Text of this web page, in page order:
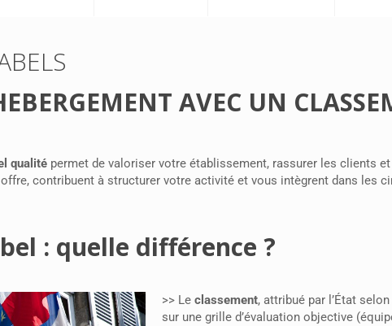
AVEC UN
qualité permet de valoriser votre établissement, rassurer les clients
contribuent à structurer votre activité et vous intègrent dans les
: quelle différence ?
>> Le classement, attribué par l’État
sur une grille d’évaluation objective